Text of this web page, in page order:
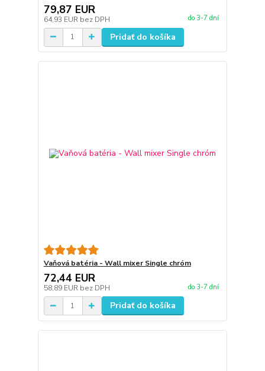
79,87 EUR
64,93 EUR bez DPH do 3-7 dní
Pridať do košíka
Vaňová batéria - Wall mixer Single chróm
72,44 EUR
58,89 EUR bez DPH do 3-7 dní
Pridať do košíka